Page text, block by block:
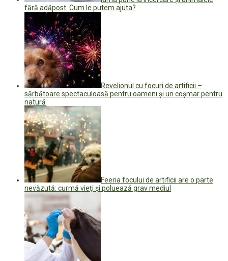
fără adăpost. Cum le putem ajuta?
Revelionul cu focuri de artificii –
sărbătoare spectaculoasă pentru oameni şi un coșmar pentru
natură
Feeria focului de artificii are o parte
nevăzută: curmă vieţi şi poluează grav mediul